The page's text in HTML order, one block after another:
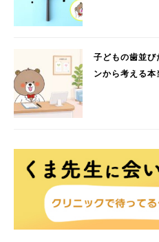
子どもの歯並び
ンから考える